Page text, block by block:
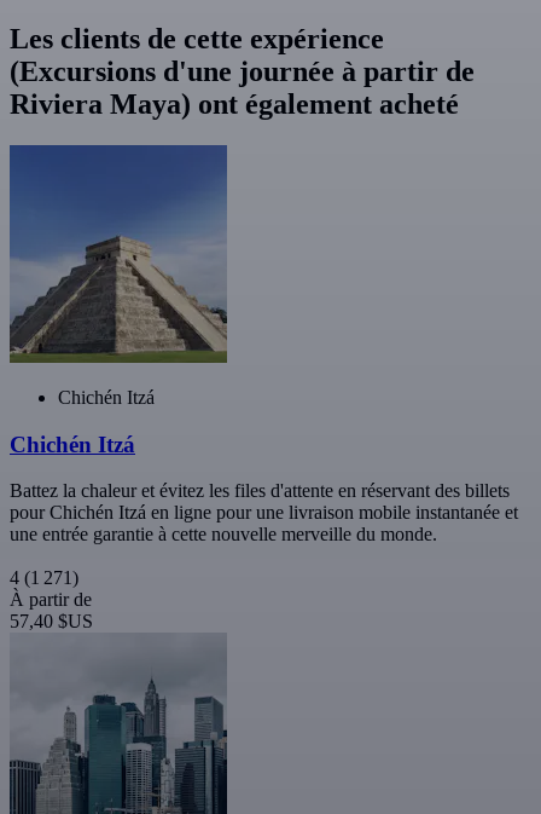
Les clients de cette expérience
(Excursions d'une journée à partir de
Riviera Maya) ont également acheté
Chichén Itzá
Chichén Itzá
Battez la chaleur et évitez les files d'attente en réservant des billets
pour Chichén Itzá en ligne pour une livraison mobile instantanée et
une entrée garantie à cette nouvelle merveille du monde.
4 (1 271)
À partir de
57,40 $US